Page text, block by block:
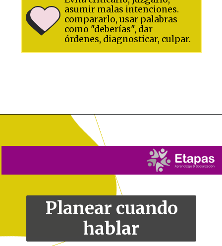
asumir malas intenciones.
compararlo, usar palabras
como "deberías", dar
órdenes, diagnosticar, culpar.
Planear cuando
hablar